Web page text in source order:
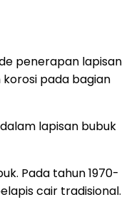
penerapan lapisan
pada bagian
lapisan bubuk
Pada tahun 1970-
cair tradisional.